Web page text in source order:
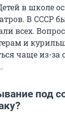
в школе
В СССР
всех.
и
чаще из-за
под